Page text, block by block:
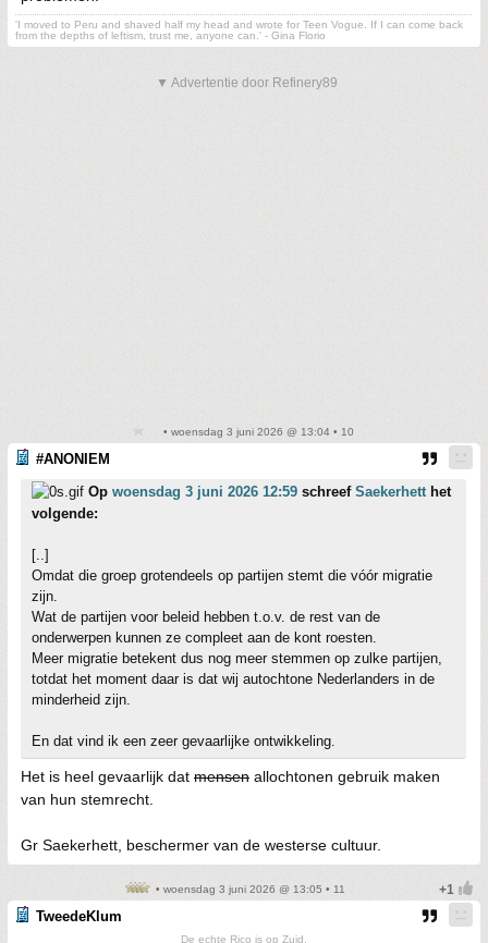
'I moved to Peru and shaved half my head and wrote for Teen Vogue. If I can come back
from the depths of leftism, trust me, anyone can.' - Gina Florio
▼ Advertentie door Refinery89
• woensdag 3 juni 2026 @ 13:04 • 10
#ANONIEM
Op woensdag 3 juni 2026 12:59 schreef Saekerhett het
volgende:
[..]
Omdat die groep grotendeels op partijen stemt die vóór migratie
zijn.
Wat de partijen voor beleid hebben t.o.v. de rest van de
onderwerpen kunnen ze compleet aan de kont roesten.
Meer migratie betekent dus nog meer stemmen op zulke partijen,
totdat het moment daar is dat wij autochtone Nederlanders in de
minderheid zijn.
En dat vind ik een zeer gevaarlijke ontwikkeling.
Het is heel gevaarlijk dat mensen allochtonen gebruik maken
van hun stemrecht.
Gr Saekerhett, beschermer van de westerse cultuur.
• woensdag 3 juni 2026 @ 13:05 • 11
TweedeKlum
De echte Rico is op Zuid.